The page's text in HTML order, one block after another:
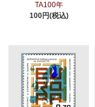
TA100年
100円(税込)